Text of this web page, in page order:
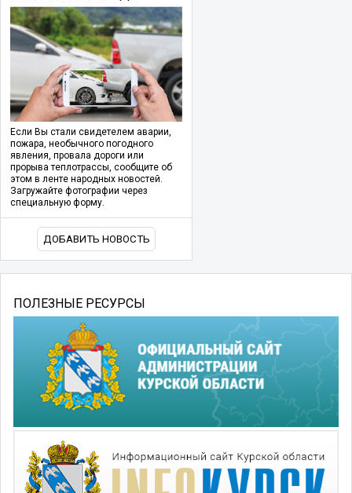
Если Вы стали свидетелем аварии,
пожара, необычного погодного
явления, провала дороги или
прорыва теплотрассы, сообщите об
этом в ленте народных новостей.
Загружайте фотографии через
специальную форму.
ДОБАВИТЬ НОВОСТЬ
ПОЛЕЗНЫЕ РЕСУРСЫ